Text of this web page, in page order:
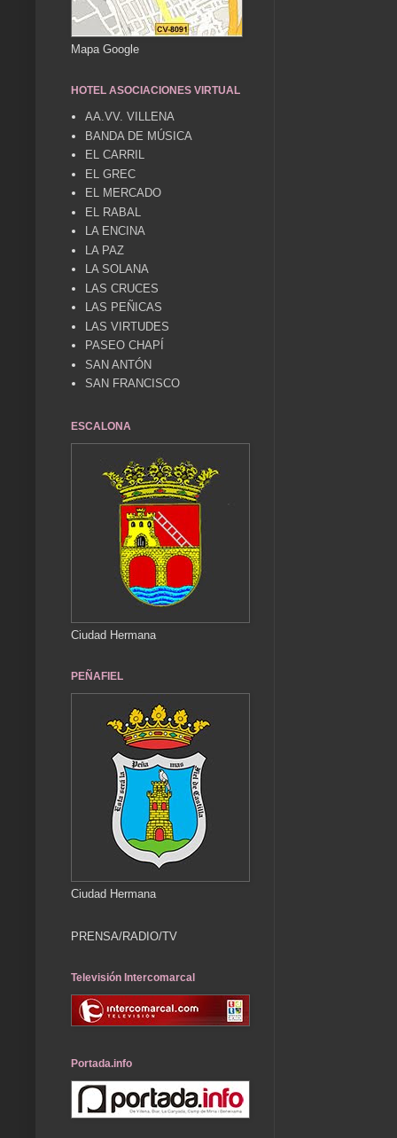
Mapa Google
HOTEL ASOCIACIONES VIRTUAL
AA.VV. VILLENA
BANDA DE MÚSICA
EL CARRIL
EL GREC
EL MERCADO
EL RABAL
LA ENCINA
LA PAZ
LA SOLANA
LAS CRUCES
LAS PEÑICAS
LAS VIRTUDES
PASEO CHAPÍ
SAN ANTÓN
SAN FRANCISCO
ESCALONA
Ciudad Hermana
PEÑAFIEL
Ciudad Hermana
PRENSA/RADIO/TV
Televisión Intercomarcal
Portada.info